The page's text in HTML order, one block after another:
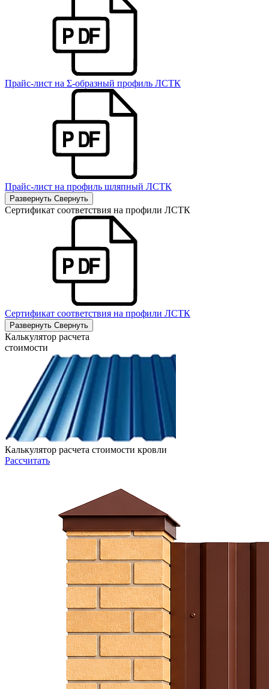
Прайс-лист на Σ-образный профиль ЛСТК
Прайс-лист на профиль шляпный ЛСТК
Развернуть Свернуть
Сертификат соответствия на профили ЛСТК
Сертификат соответствия на профили ЛСТК
Развернуть Свернуть
Калькулятор расчета
стоимости
Калькулятор расчета стоимости кровли
Рассчитать